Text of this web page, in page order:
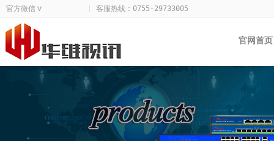
官方微信 > 客服热线： 0755-29733005
官网首页